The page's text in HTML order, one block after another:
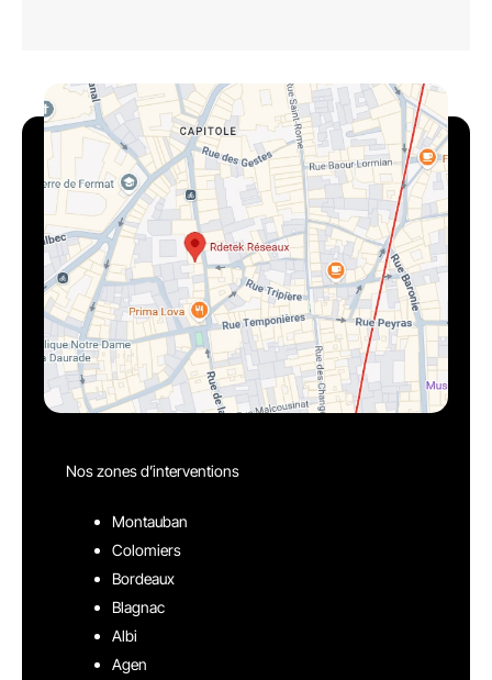
Nos zones d’interventions
Montauban
Colomiers
Bordeaux
Blagnac
Albi
Agen